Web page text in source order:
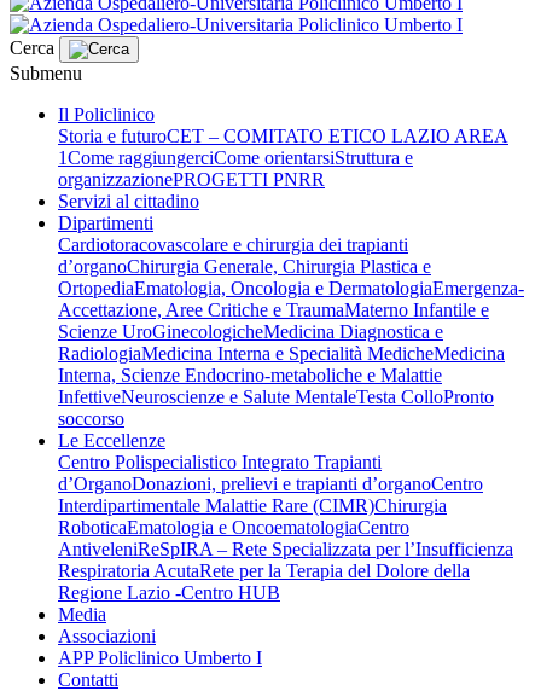
Cerca
Submenu
Il Policlinico
Storia e futuroCET – COMITATO ETICO LAZIO AREA
1Come raggiungerciCome orientarsiStruttura e
organizzazionePROGETTI PNRR
Servizi al cittadino
Dipartimenti
Cardiotoracovascolare e chirurgia dei trapianti
d’organoChirurgia Generale, Chirurgia Plastica e
OrtopediaEmatologia, Oncologia e DermatologiaEmergenza-
Accettazione, Aree Critiche e TraumaMaterno Infantile e
Scienze UroGinecologicheMedicina Diagnostica e
RadiologiaMedicina Interna e Specialità MedicheMedicina
Interna, Scienze Endocrino-metaboliche e Malattie
InfettiveNeuroscienze e Salute MentaleTesta ColloPronto
soccorso
Le Eccellenze
Centro Polispecialistico Integrato Trapianti
d’OrganoDonazioni, prelievi e trapianti d’organoCentro
Interdipartimentale Malattie Rare (CIMR)Chirurgia
RoboticaEmatologia e OncoematologiaCentro
AntiveleniReSpIRA – Rete Specializzata per l’Insufficienza
Respiratoria AcutaRete per la Terapia del Dolore della
Regione Lazio -Centro HUB
Media
Associazioni
APP Policlinico Umberto I
Contatti